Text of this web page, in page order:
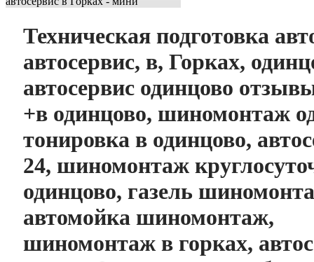
Техническая подготовка
автосервис, в, Горках,
автосервис одинцово
+в одинцово, шиномонтаж
тонировка в одинцово,
24, шиномонтаж
одинцово, газель
автомойка шиномонтаж,
шиномонтаж в горках,